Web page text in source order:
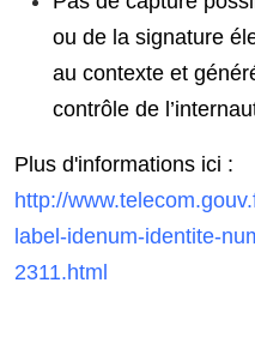
ou de la signature
au contexte et
contrôle de
Plus d'informations ici :
http://
label-idenum-identite-
2311.html